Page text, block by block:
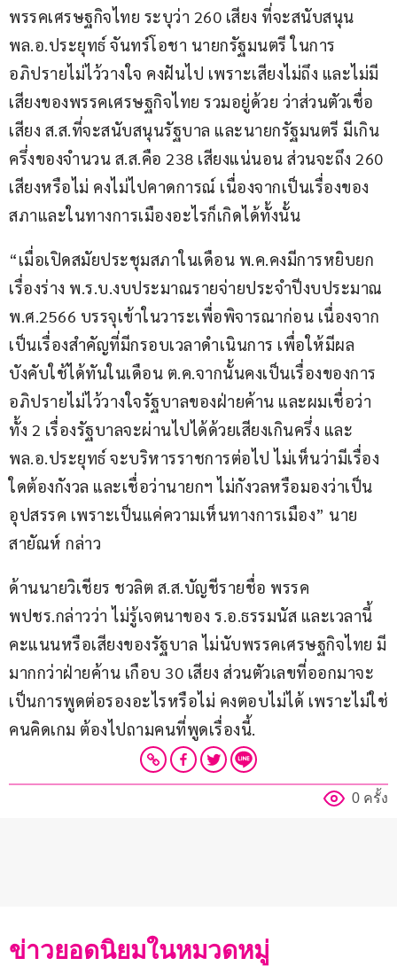
พรรคเศรษฐกิจไทย ระบุว่า 260 เสียง ที่จะสนับสนุน
พล.อ.ประยุทธ์ จันทร์โอชา นายกรัฐมนตรี ในการ
อภิปรายไม่ไว้วางใจ คงฝันไป เพราะเสียงไม่ถึง และไม่มี
เสียงของพรรคเศรษฐกิจไทย รวมอยู่ด้วย ว่าส่วนตัวเชื่อ
เสียง ส.ส.ที่จะสนับสนุนรัฐบาล และนายกรัฐมนตรี มีเกิน
ครึ่งของจำนวน ส.ส.คือ 238 เสียงแน่นอน ส่วนจะถึง 260
เสียงหรือไม่ คงไม่ไปคาดการณ์ เนื่องจากเป็นเรื่องของ
สภาและในทางการเมืองอะไรก็เกิดได้ทั้งนั้น
“เมื่อเปิดสมัยประชุมสภาในเดือน พ.ค.คงมีการหยิบยก
เรื่องร่าง พ.ร.บ.งบประมาณรายจ่ายประจำปีงบประมาณ
พ.ศ.2566 บรรจุเข้าในวาระเพื่อพิจารณาก่อน เนื่องจาก
เป็นเรื่องสำคัญที่มีกรอบเวลาดำเนินการ เพื่อให้มีผล
บังคับใช้ได้ทันในเดือน ต.ค.จากนั้นคงเป็นเรื่องของการ
อภิปรายไม่ไว้วางใจรัฐบาลของฝ่ายค้าน และผมเชื่อว่า
ทั้ง 2 เรื่องรัฐบาลจะผ่านไปได้ด้วยเสียงเกินครึ่ง และ
พล.อ.ประยุทธ์ จะบริหารราชการต่อไป ไม่เห็นว่ามีเรื่อง
ใดต้องกังวล และเชื่อว่านายกฯ ไม่กังวลหรือมองว่าเป็น
อุปสรรค เพราะเป็นแค่ความเห็นทางการเมือง” นาย
สายัณห์ กล่าว
ด้านนายวิเชียร ชวลิต ส.ส.บัญชีรายชื่อ พรรค
พปชร.กล่าวว่า ไม่รู้เจตนาของ ร.อ.ธรรมนัส และเวลานี้
คะแนนหรือเสียงของรัฐบาล ไม่นับพรรคเศรษฐกิจไทย มี
มากกว่าฝ่ายค้าน เกือบ 30 เสียง ส่วนตัวเลขที่ออกมาจะ
เป็นการพูดต่อรองอะไรหรือไม่ คงตอบไม่ได้ เพราะไม่ใช่
คนคิดเกม ต้องไปถามคนที่พูดเรื่องนี้.
0 ครั้ง
ข่าวยอดนิยมในหมวดหมู่